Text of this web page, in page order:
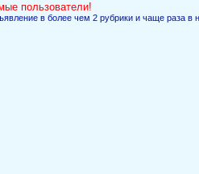
пользователи!
в более чем 2 рубрики и чаще раза в